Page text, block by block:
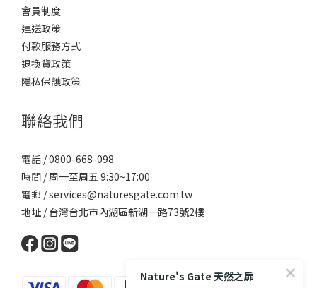
會員制度
運送政策
付款服務方式
退換貨政策
隱私保護政策
聯絡我們
電話 / 0800-668-098
時間 / 周一至周五 9:30~17:00
電郵 / services@naturesgate.com.tw
地址 / 台灣台北市內湖區新湖一路73號2樓
Nature's Gate 天然之扉